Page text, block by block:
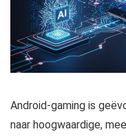
Android-gaming is
naar hoogwaardige,